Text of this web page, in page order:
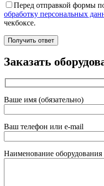
Перед отправкой формы
обработку персональных
чекбоксе.
Заказать
Ваше имя (обязательно)
Ваш телефон или e-mail
Наименование оборудования